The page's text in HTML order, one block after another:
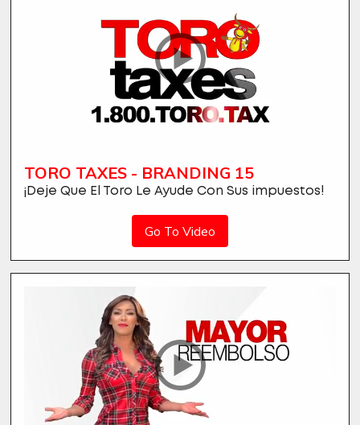
TORO TAXES - BRANDING 15
¡Deje Que El Toro Le Ayude Con Sus impuestos!
Go To Video